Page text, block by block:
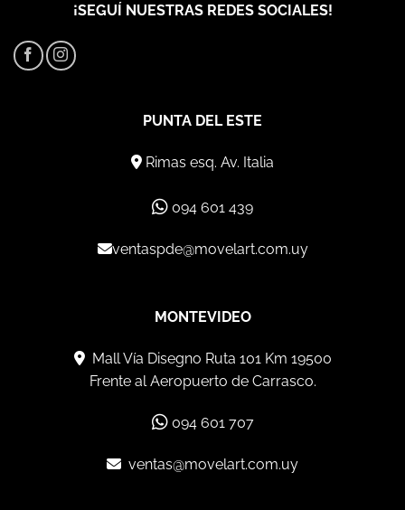
¡SEGUÍ NUESTRAS REDES SOCIALES!
PUNTA DEL ESTE
Rimas esq. Av. Italia
094 601 439
ventaspde@movelart.com.uy
MONTEVIDEO
Mall Vía Disegno Ruta 101 Km 19500
Frente al Aeropuerto de Carrasco.
094 601 707
ventas@movelart.com.uy